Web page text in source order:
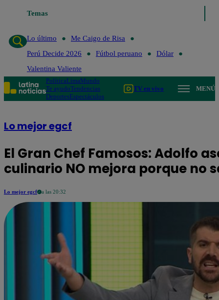
Temas
Lo último
Me Caigo de Risa
Perú Decide 2026
Fútbol peruano
Dólar
Valentina Valiente
PolíticaLimaMundo
Te ayudoTendencias
DeportesEspectáculos
TV en vivo MENÚ
Lo mejor egcf
El Gran Chef Famosos: Adolfo
culinario NO mejora porque no
Lo mejor egcf a las 20:32